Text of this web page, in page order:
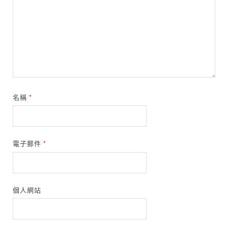
名稱*
電子郵件*
個人網站